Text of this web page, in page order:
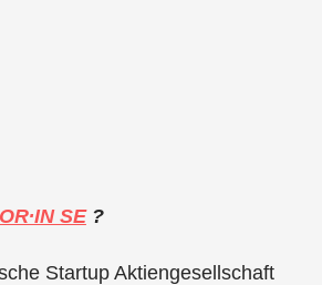
SE?
Startup Aktiengesellschaft